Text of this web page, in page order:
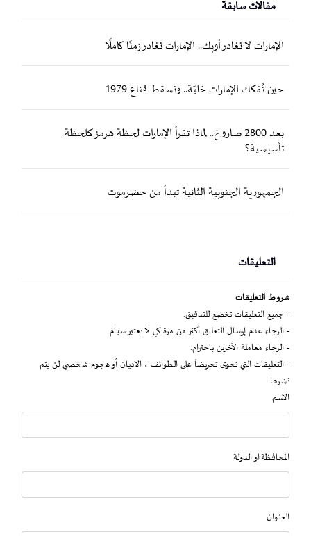
مقالات سابقة
الإمارات لا تغادر أوبك.. الإمارات تغادر زمنًا كاملًا
حين تُفكك الإمارات خليّة.. وتسقط قناع 1979
بعد 2800 صاروخ.. لماذا تقرأ الإمارات لحظة هرمز كلحظة
تأسيسية؟
الجمهورية الجنوبية الثانية تبدأ من حضرموت
التعليقات
شروط التعليقات
- جميع التعليقات تخضع للتدقيق.
- الرجاء عدم إرسال التعليق أكثر من مرة كي لا يعتبر سبام
- الرجاء معاملة الآخرين باحترام.
- التعليقات التي تحوي تحريضاً على الطوائف ، الاديان أو هجوم شخصي لن يتم
نشرها
الاسم
المحافظة او الدولة
العنوان